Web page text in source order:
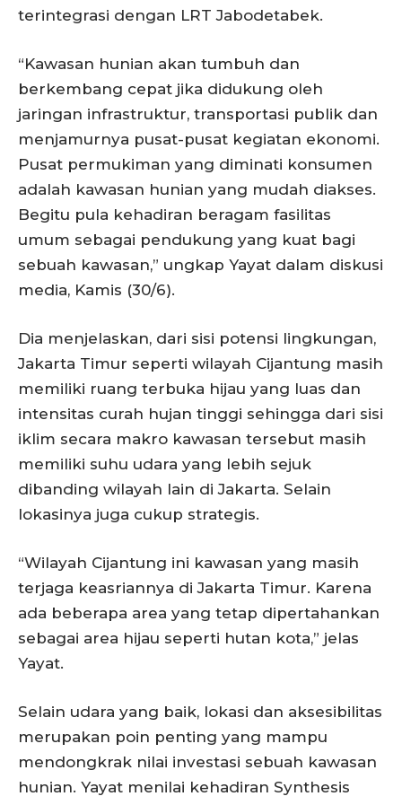
terintegrasi dengan LRT Jabodetabek.
“Kawasan hunian akan tumbuh dan
berkembang cepat jika didukung oleh
jaringan infrastruktur, transportasi publik dan
menjamurnya pusat-pusat kegiatan ekonomi.
Pusat permukiman yang diminati konsumen
adalah kawasan hunian yang mudah diakses.
Begitu pula kehadiran beragam fasilitas
umum sebagai pendukung yang kuat bagi
sebuah kawasan,” ungkap Yayat dalam diskusi
media, Kamis (30/6).
Dia menjelaskan, dari sisi potensi lingkungan,
Jakarta Timur seperti wilayah Cijantung masih
memiliki ruang terbuka hijau yang luas dan
intensitas curah hujan tinggi sehingga dari sisi
iklim secara makro kawasan tersebut masih
memiliki suhu udara yang lebih sejuk
dibanding wilayah lain di Jakarta. Selain
lokasinya juga cukup strategis.
“Wilayah Cijantung ini kawasan yang masih
terjaga keasriannya di Jakarta Timur. Karena
ada beberapa area yang tetap dipertahankan
sebagai area hijau seperti hutan kota,” jelas
Yayat.
Selain udara yang baik, lokasi dan aksesibilitas
merupakan poin penting yang mampu
mendongkrak nilai investasi sebuah kawasan
hunian. Yayat menilai kehadiran Synthesis